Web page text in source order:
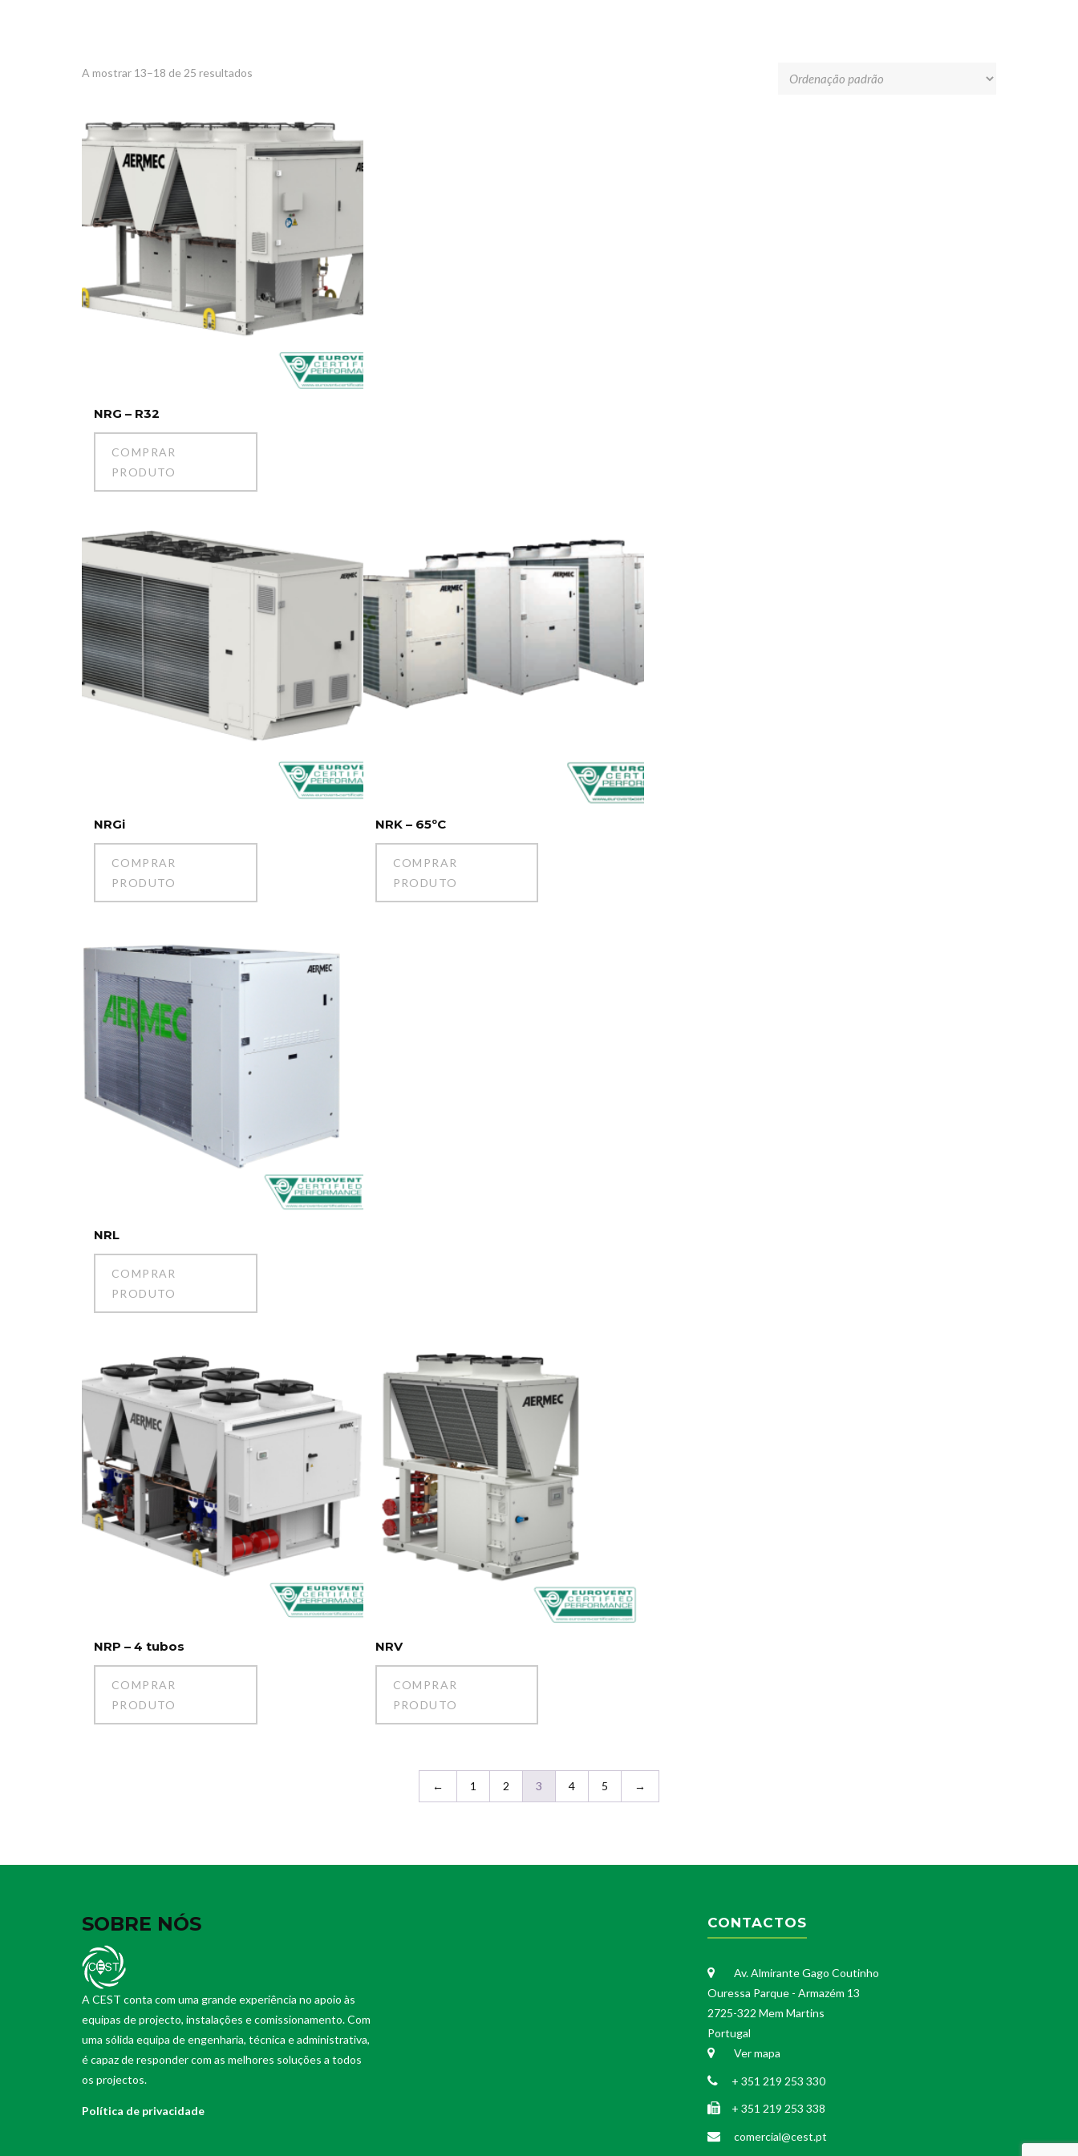
A mostrar 13–18 de 25 resultados
NRG – R32
COMPRAR
PRODUTO
NRGi
COMPRAR
PRODUTO
NRK – 65ºC
COMPRAR
PRODUTO
NRL
COMPRAR
PRODUTO
NRP – 4 tubos
COMPRAR
PRODUTO
NRV
COMPRAR
PRODUTO
← 1 2 3 4 5 →
SOBRE NÓS
A CEST conta com uma grande experiência no apoio às
equipas de projecto, instalações e comissionamento. Com
uma sólida equipa de engenharia, técnica e administrativa,
é capaz de responder com as melhores soluções a todos
os projectos.
Política de privacidade
CONTACTOS
Av. Almirante Gago Coutinho
Ouressa Parque - Armazém 13
2725-322 Mem Martins
Portugal
Ver mapa
+ 351 219 253 330
+ 351 219 253 338
comercial@cest.pt